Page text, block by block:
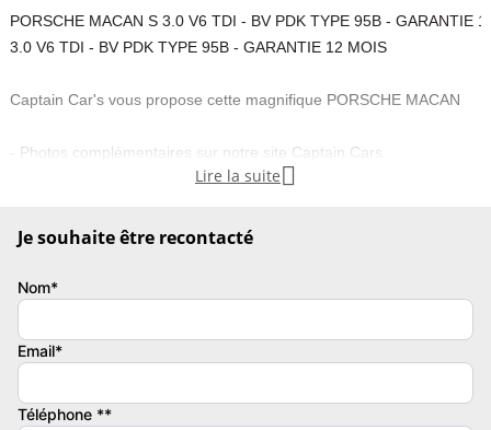
PORSCHE MACAN S 3.0 V6 TDI - BV PDK TYPE 95B - GARANTIE
3.0 V6 TDI - BV PDK TYPE 95B - GARANTIE 12 MOIS
Captain Car's vous propose cette magnifique PORSCHE MACAN
- Photos complémentaires sur notre site Captain Cars
- Livraison possible dans toute la France à votre domicile ou votre
- Prix hors packs de mise à la route (Bronze, Argent et Gold) et carte
Lire la suite 
Je souhaite être recontacté
Nom*
Email*
Téléphone **